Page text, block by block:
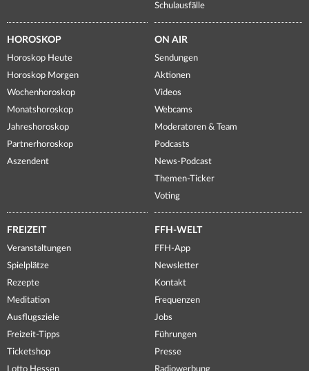
Schulausfälle
HOROSKOP
Horoskop Heute
Horoskop Morgen
Wochenhoroskop
Monatshoroskop
Jahreshoroskop
Partnerhoroskop
Aszendent
ON AIR
Sendungen
Aktionen
Videos
Webcams
Moderatoren & Team
Podcasts
News-Podcast
Themen-Ticker
Voting
FREIZEIT
Veranstaltungen
Spielplätze
Rezepte
Meditation
Ausflugsziele
Freizeit-Tipps
Ticketshop
Lotto Hessen
FFH-WELT
FFH-App
Newsletter
Kontakt
Frequenzen
Jobs
Führungen
Presse
Radiowerbung